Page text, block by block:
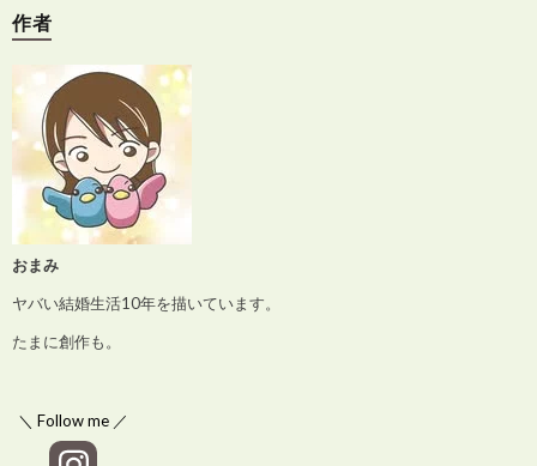
作者
おまみ
ヤバい結婚生活10年を描いています。
たまに創作も。
＼ Follow me ／